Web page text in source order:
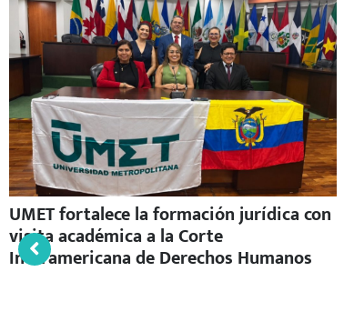
UMET fortalece la formación jurídica con
visita académica a la Corte
Interamericana de Derechos Humanos